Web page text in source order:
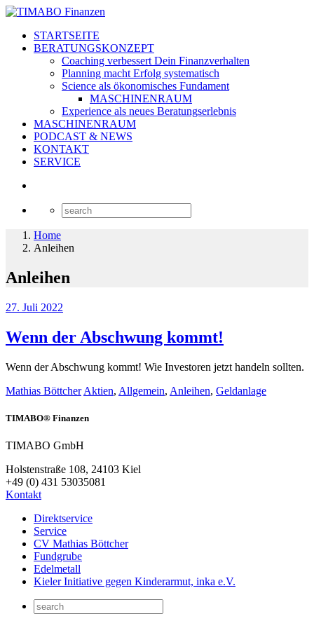
STARTSEITE
BERATUNGSKONZEPT
Coaching verbessert Dein Finanzverhalten
Planning macht Erfolg systematisch
Science als ökonomisches Fundament
MASCHINENRAUM
Experience als neues Beratungserlebnis
MASCHINENRAUM
PODCAST & NEWS
KONTAKT
SERVICE
Home
Anleihen
Anleihen
27. Juli 2022
Wenn der Abschwung kommt!
Wenn der Abschwung kommt! Wie Investoren jetzt handeln sollten.
Mathias Böttcher Aktien, Allgemein, Anleihen, Geldanlage
TIMABO® Finanzen
TIMABO GmbH
Holstenstraße 108, 24103 Kiel
+49 (0) 431 53035081
Kontakt
Direktservice
Service
CV Mathias Böttcher
Fundgrube
Edelmetall
Kieler Initiative gegen Kinderarmut, inka e.V.